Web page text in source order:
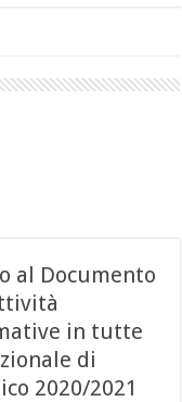
al Documento
in tutte
di
2020/2021